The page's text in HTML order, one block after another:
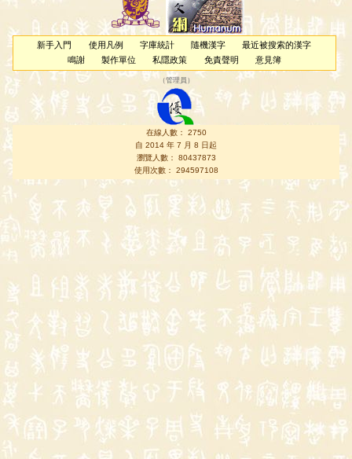
新手入門 使用凡例 字庫統計 隨機漢字
最近被搜索的漢字
鳴謝
製作單位 私隱政策 免責聲明 意見簿
（管理員 ）
在線人數： 2750
自 2014 年 7 月 8 日起
瀏覽人數： 80437873
使用次數： 294597108